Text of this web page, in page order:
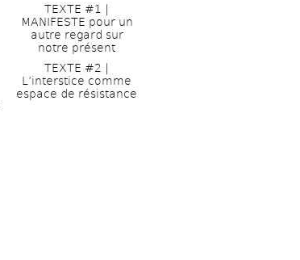
TEXTE #1 |
MANIFESTE pour un
autre regard sur
notre présent
TEXTE #2 |
L’interstice comme
espace de résistance